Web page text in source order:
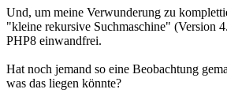
Und, um meine Verwunderung zu
"kleine rekursive Suchmaschine" (Version
PHP8 einwandfrei.
Hat noch jemand so eine Beobachtung
was das liegen könnte?